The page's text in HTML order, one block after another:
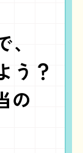
う？
の